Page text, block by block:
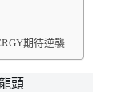
期待逆襲
頭